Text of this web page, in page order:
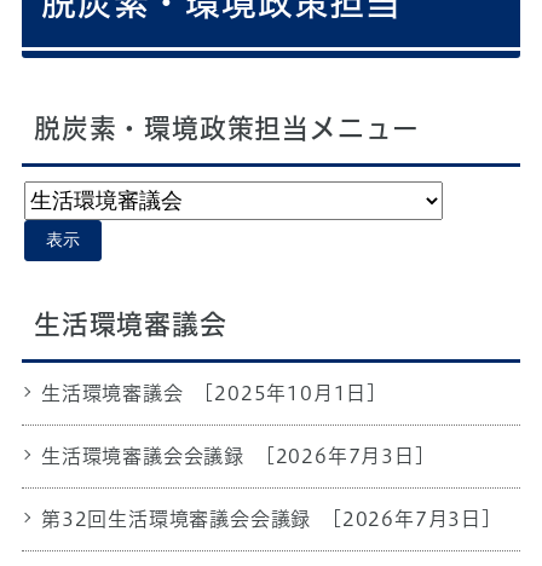
脱炭素・環境政策担当メニュー
表示
生活環境審議会
生活環境審議会 [2025年10月1日]
生活環境審議会会議録 [2026年7月3日]
第32回生活環境審議会会議録 [2026年7月3日]